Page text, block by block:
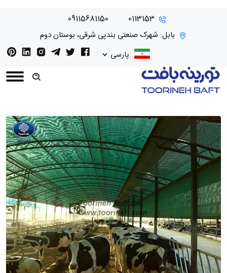
0113153
09115681150
بابل: شهرک صنعتی بندپی شرقی، بوستان دوم
پارسی